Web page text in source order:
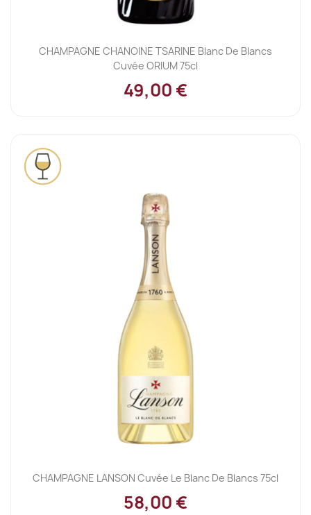
CHAMPAGNE CHANOINE TSARINE Blanc De Blancs
Cuvée ORIUM 75cl
49,00 €
CHAMPAGNE LANSON Cuvée Le Blanc De Blancs 75cl
58,00 €